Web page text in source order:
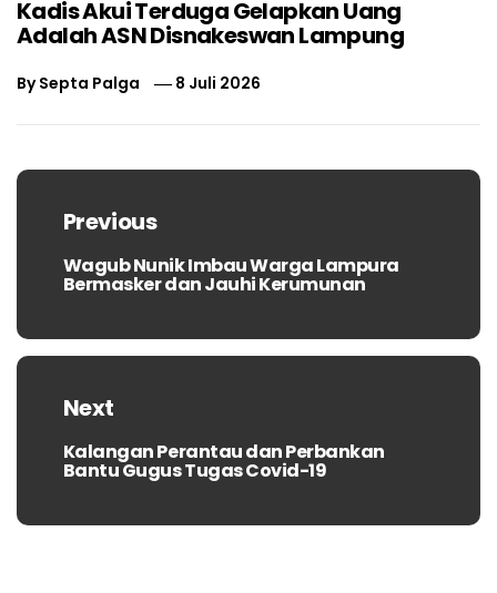
Kadis Akui Terduga Gelapkan Uang
Adalah ASN Disnakeswan Lampung
BySepta Palga 8 Juli 2026
Navigasi
posPrevious
Previous
post:
Wagub Nunik Imbau Warga Lampura
Bermasker dan Jauhi Kerumunan
Next
Next
post:
Kalangan Perantau dan Perbankan
Bantu Gugus Tugas Covid-19